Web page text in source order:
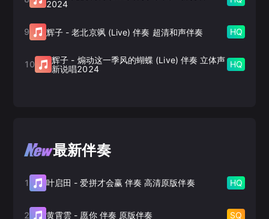
2024
9 辉子 -老北京飒 (Live) 伴奏 超清和声伴奏 HQ
10 辉子 - 煽动这一季风的蝴蝶 (Live) 伴奏 立体声
新说唱2024
HQ
最新伴奏
1 叶启田 -爱拼才会赢 伴奏 高清原版伴奏 HQ
2 黄霄雲 - 愿你 伴奏 原版伴奏 SQ